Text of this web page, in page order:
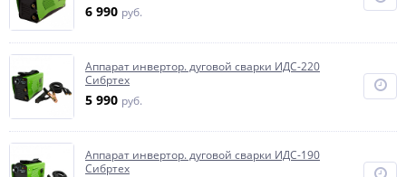
6 990 руб.
Аппарат инвертор. дуговой сварки ИДС-220
Сибртех
5 990 руб.
Аппарат инвертор. дуговой сварки ИДС-190
Сибртех